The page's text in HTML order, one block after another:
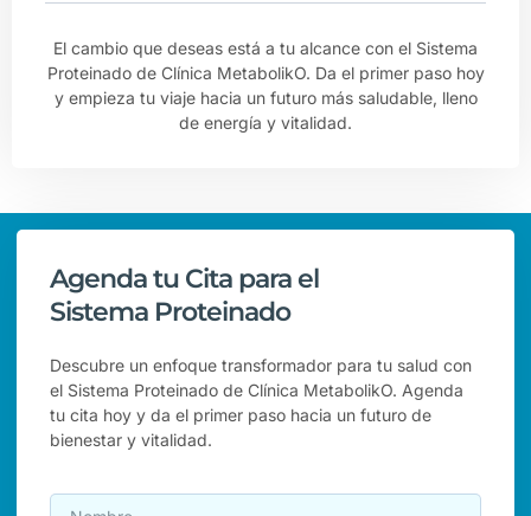
El cambio que deseas está a tu alcance con el Sistema
Proteinado de Clínica MetabolikO. Da el primer paso hoy
y empieza tu viaje hacia un futuro más saludable, lleno
de energía y vitalidad.
Agenda tu Cita para el
Sistema Proteinado
Descubre un enfoque transformador para tu salud con
el Sistema Proteinado de Clínica MetabolikO. Agenda
tu cita hoy y da el primer paso hacia un futuro de
bienestar y vitalidad.